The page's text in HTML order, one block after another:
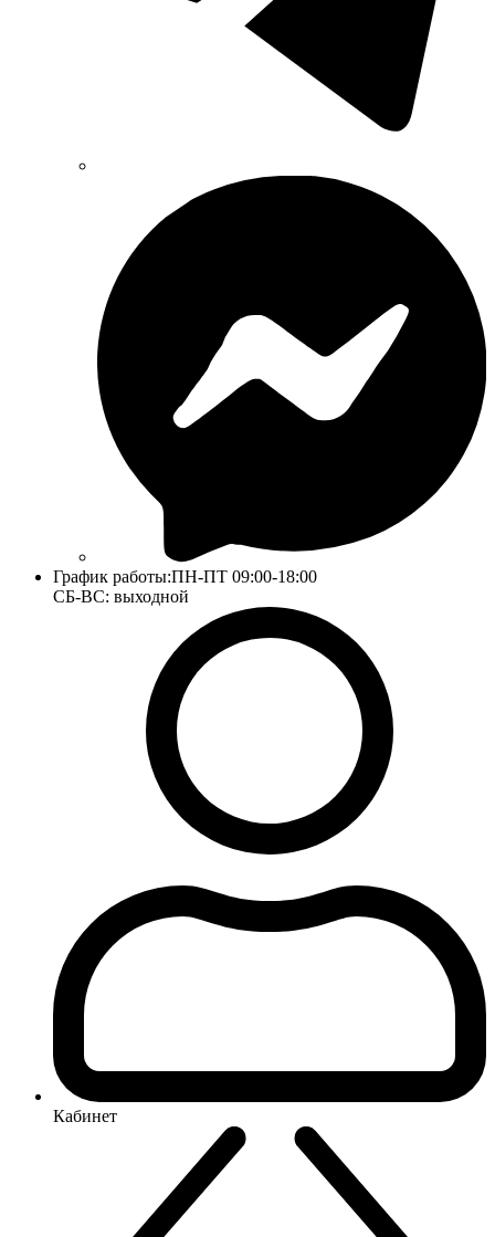
График работы:ПН-ПТ 09:00-18:00
СБ-ВС: выходной
Кабинет